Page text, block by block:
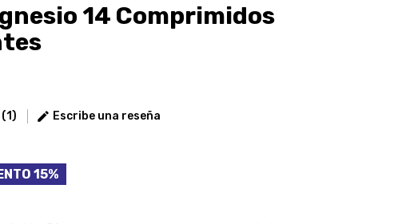
14 Comprimidos
1)  Escribe una reseña
15%